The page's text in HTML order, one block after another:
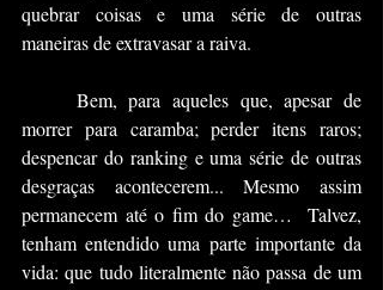
quebrar coisas e uma série de outras
maneiras de extravasar a raiva.
morrer para caramba; perder itens raros;
despencar do ranking e uma série de outras
desgraças acontecerem... Mesmo assim
permanecem até o fim do game…  Talvez,
tenham entendido uma parte importante da
vida: que tudo literalmente não passa de um